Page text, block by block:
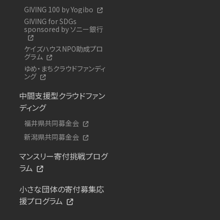
GIVING 100 by Yogibo
GIVING for SDGs
sponsored by ソニー銀行
ケイズハウスNPO助成プロ
グラム
ゆめ・まちクラウドファンディ
ング
中間支援型クラウドファン
ディング
福井県共同募金会
新潟県共同募金会
マンスリー寄付挑戦プログ
ラム
小さな団体の寄付募集応
援プログラム